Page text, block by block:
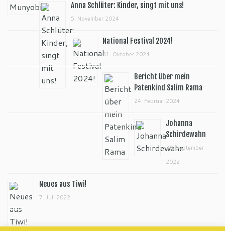
Anna Schlüter: Kinder, singt mit uns!
5. November 2024
National Festival 2024!
31. Oktober 2024
Bericht über mein
Patenkind Salim Rama
24. Februar 2024
Johanna
Schirdewahn
30. September
2022
Neues aus Tiwi!
7. Juli 2022